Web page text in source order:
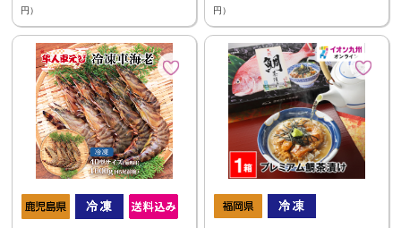
円）
円）